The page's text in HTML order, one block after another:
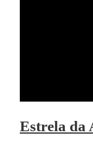
Estrela da